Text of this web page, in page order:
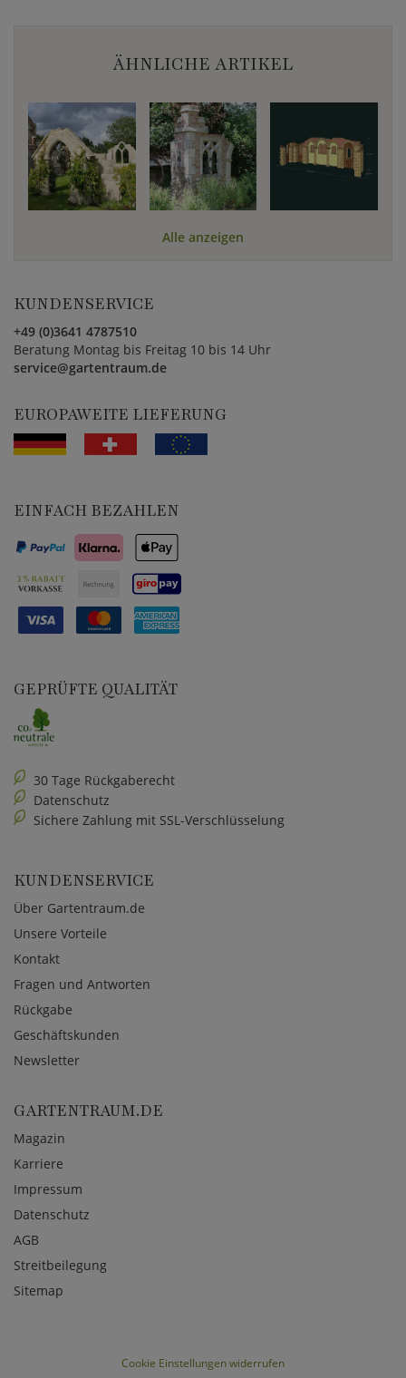
ÄHNLICHE ARTIKEL
Alle anzeigen
KUNDENSERVICE
+49 (0)3641 4787510
Beratung Montag bis Freitag 10 bis 14 Uhr
service@gartentraum.de
EUROPAWEITE LIEFERUNG
EINFACH BEZAHLEN
GEPRÜFTE QUALITÄT
30 Tage Rückgaberecht
Datenschutz
Sichere Zahlung mit SSL-Verschlüsselung
KUNDENSERVICE
Über Gartentraum.de
Unsere Vorteile
Kontakt
Fragen und Antworten
Rückgabe
Geschäftskunden
Newsletter
GARTENTRAUM.DE
Magazin
Karriere
Impressum
Datenschutz
AGB
Streitbeilegung
Sitemap
Cookie Einstellungen widerrufen